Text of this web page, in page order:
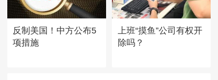
反制美国！中方公布5
项措施
上班“摸鱼”公司有权开
除吗？